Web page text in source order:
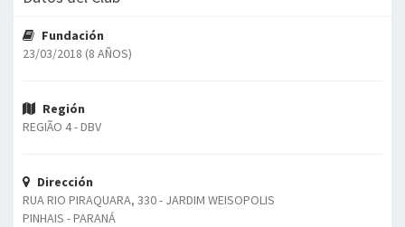
Fundación
23/03/2018 (8 AÑOS)
Región
REGIÃO 4 - DBV
Dirección
RUA RIO PIRAQUARA, 330 - JARDIM WEISOPOLIS
PINHAIS - PARANÁ